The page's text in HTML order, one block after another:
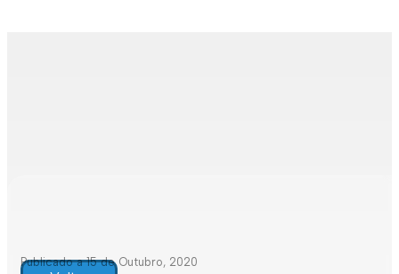
Publicado a 15 de Outubro, 2020